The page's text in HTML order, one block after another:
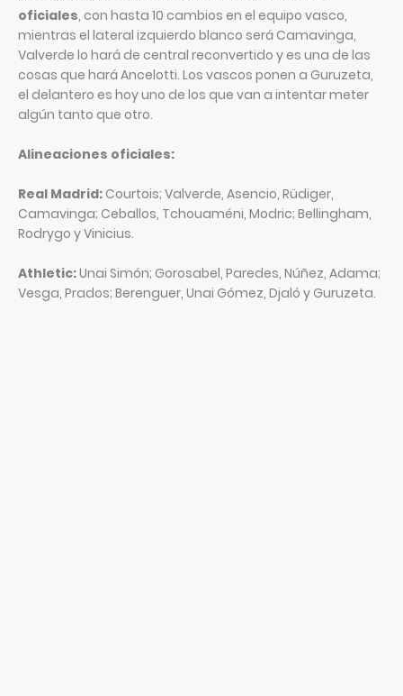
oficiales, con hasta 10 cambios en el equipo vasco,
mientras el lateral izquierdo blanco será Camavinga,
Valverde lo hará de central reconvertido y es una de las
cosas que hará Ancelotti. Los vascos ponen a Guruzeta,
el delantero es hoy uno de los que van a intentar meter
algún tanto que otro.
Alineaciones oficiales:
Real Madrid: Courtois; Valverde, Asencio, Rüdiger,
Camavinga; Ceballos, Tchouaméni, Modric; Bellingham,
Rodrygo y Vinicius.
Athletic:Unai Simón; Gorosabel, Paredes, Núñez, Adama;
Vesga, Prados; Berenguer, Unai Gómez, Djaló y Guruzeta.